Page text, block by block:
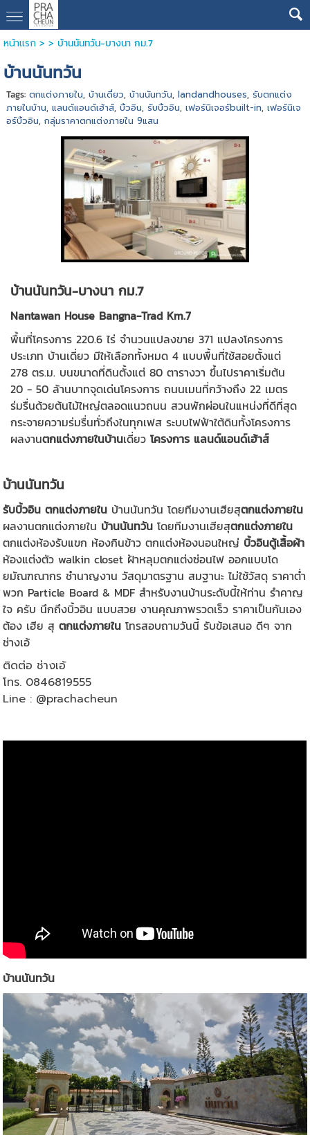
หน้าแรก> > บ้านนันทวัน-บางนา กม.7
บ้านนันทวัน
Tags: ตกแต่งภายใน, บ้านเดี่ยว, บ้านนันทวัน, landandhouses, รับตกแต่ง
ภายในบ้าน, แลนด์แอนด์เฮ้าส์, บิ้วอิน, รับบิ้วอิน, เฟอร์นิเจอร์built-in, เฟอร์นิเจ
อร์บิ้วอิน, กลุ่มราคาตกแต่งภายใน 9แสน
บ้านนันทวัน-บางนา กม.7
Nantawan House Bangna-Trad Km.7
พื้นที่โครงการ 220.6 ไร่ จำนวนแปลงขาย 371 แปลงโครงการ
ประเภท บ้านเดี่ยว มีให้เลือกทั้งหมด 4 แบบพื้นที่ใช้สอยตั้งแต่
278 ตร.ม. บนขนาดที่ดินตั้งแต่ 80 ตารางวา ขึ้นไปราคาเริ่มต้น
20 - 50 ล้านบาทจุดเด่นโครงการ ถนนเมนที่กว้างถึง 22 เมตร
ร่มรื่นด้วยต้นไม้ใหญ่ตลอดแนวถนน สวนพักผ่อนในแหน่งที่ดีที่สุด
กระจายความร่มรื่นทั่วถึงในทุกเฟส ระบบไฟฟ้าใต้ดินทั้งโครงการ
ผลงานตกแต่งภายในบ้านเดี่ยวโครงการ แลนด์แอนด์เฮ้าส์
บ้านนันทวัน
รับบิ้วอิน ตกแต่งภายใน บ้านนันทวัน โดยทีมงานเฮียสุตกแต่งภายใน
ผลงานตกแต่งภายใน บ้านนันทวัน โดยทีมงานเฮียสุตกแต่งภายใน
ตกแต่งห้องรับแขก ห้องกินข้าว ตกแต่งห้องนอนใหญ่ บิ้วอินตู้เสื้อผ้า
ห้องแต่งตัว walkin closet ฝ้าหลุมตกแต่งซ่อนไฟ ออกแบบโด
ยมัณฑณากร ชำนาญงาน วัสดุมาตรฐาน สมฐานะ ไม่ใช้วัสดุ ราคาต่ำ
พวก Particle Board & MDF สำหรับงานบ้านระดับนี้ให้ท่าน รำคาญ
ใจ ครับ นึกถึงบิ้วอิน แบบสวย งานคุณภาพรวดเร็ว ราคาเป็นกันเอง
ต้อง เฮีย สุตกแต่งภายใน โทรสอบถามวันนี้ รับข้อเสนอ ดีๆ จาก
ช่างเอ้
ติดต่อ ช่างเอ้
โทร. 0846819555
Line : @prachacheun
บ้านนันทวัน